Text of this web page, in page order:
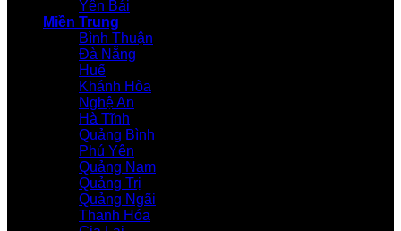
Yên Bái
Miền Trung
Bình Thuận
Đà Nẵng
Huế
Khánh Hòa
Nghệ An
Hà Tĩnh
Quảng Bình
Phú Yên
Quảng Nam
Quảng Trị
Quảng Ngãi
Thanh Hóa